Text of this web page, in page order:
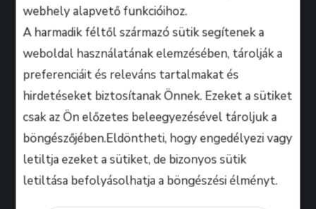
webhely alapvető funkcióihoz.
A harmadik féltől származó sütik segítenek a
weboldal használatának elemzésében, tárolják a
preferenciáit és releváns tartalmakat és
hirdetéseket biztosítanak Önnek. Ezeket a sütiket
csak az Ön előzetes beleegyezésével tároljuk a
böngészőjében.Eldöntheti, hogy engedélyezi vagy
letiltja ezeket a sütiket, de bizonyos sütik
letiltása befolyásolhatja a böngészési élményt.
oktatói úgy döntöttek, hogy ezen a platformon
keresztül professzionális keretek között, mindenki
számára lehetőséget biztosítanak arra, hogy
kihozza magából a maximumot, amire csak zeneileg
vágyhat!
Hasznos
Tanáraink